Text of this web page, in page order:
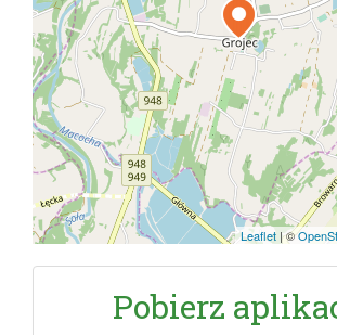
Leaflet |©
Pobierz